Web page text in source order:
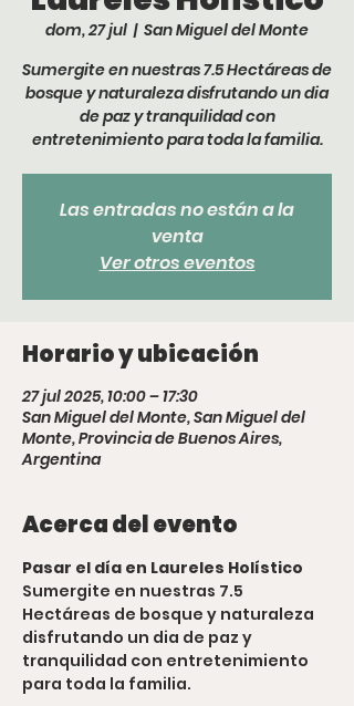
dom, 27 jul
  |
San Miguel del Monte
Sumergite en nuestras 7.5 Hectáreas de
bosque y naturaleza disfrutando un dia
de paz y tranquilidad con
entretenimiento para toda la familia.
Las entradas no están a la
venta
Ver otros eventos
Horario y ubicación
27 jul 2025, 10:00 – 17:30
San Miguel del Monte, San Miguel del
Monte, Provincia de Buenos Aires,
Argentina
Acerca del evento
Pasar el día en Laureles Holístico
Sumergite en nuestras 7.5
Hectáreas de bosque y naturaleza
disfrutando un dia de paz y
tranquilidad con entretenimiento
para toda la familia.